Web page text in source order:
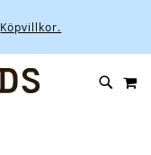
Köpvillkor.
SKIP